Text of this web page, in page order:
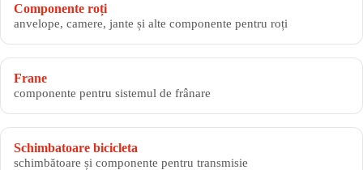
Componente roți
anvelope, camere, jante și alte componente pentru roți
Frane
componente pentru sistemul de frânare
Schimbatoare bicicleta
schimbătoare și componente pentru transmisie